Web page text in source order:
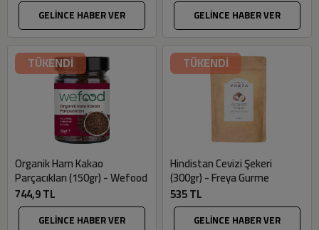
GELİNCE HABER VER GELİNCE HABER VER
TÜKENDİ
Organik Ham Kakao
Parçacıkları (150gr) - Wefood
744,9 TL
GELİNCE HABER VER
TÜKENDİ
Hindistan Cevizi Şekeri
(300gr) - Freya Gurme
535 TL
GELİNCE HABER VER